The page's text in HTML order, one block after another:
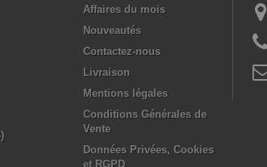
Affaires du mois
Nouveautés
Contactez-nous
Livraison
Mentions légales
Conditions Générales de
Vente
Données Privées, Cookies
et RGPD